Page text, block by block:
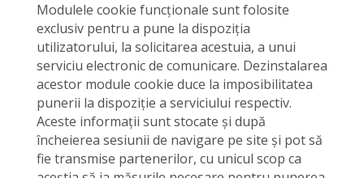
Modulele cookie funcționale sunt folosite
exclusiv pentru a pune la dispoziția
utilizatorului, la solicitarea acestuia, a unui
serviciu electronic de comunicare. Dezinstalarea
acestor module cookie duce la imposibilitatea
punerii la dispoziție a serviciului respectiv.
Aceste informații sunt stocate și după
încheierea sesiunii de navigare pe site și pot să
fie transmise partenerilor, cu unicul scop ca